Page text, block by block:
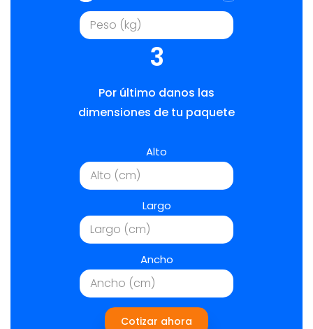
3
Por último danos las
dimensiones de tu paquete
Alto
Largo
Ancho
Cotizar ahora